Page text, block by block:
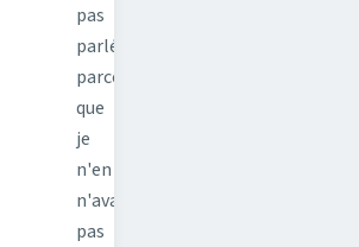
pas
parlé
parce
que
je
n'en
n'avais
pas